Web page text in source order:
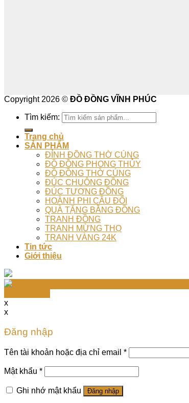
Copyright 2026 © ĐỒ ĐỒNG VĨNH PHÚC
Tìm kiếm:
Trang chủ
SẢN PHẨM
ĐỈNH ĐỒNG THỜ CÚNG
ĐỒ ĐỒNG PHONG THỦY
ĐỒ ĐỒNG THỜ CÚNG
ĐÚC CHUÔNG ĐỒNG
ĐÚC TƯỢNG ĐỒNG
HOÀNH PHI CÂU ĐỐI
QUÀ TẶNG BẰNG ĐỒNG
TRANH ĐỒNG
TRANH MỪNG THỌ
TRANH VÀNG 24K
Tin tức
Giới thiệu
x
x
Đăng nhập
Tên tài khoản hoặc địa chỉ email *
Mật khẩu *
Ghi nhớ mật khẩu Đăng nhập